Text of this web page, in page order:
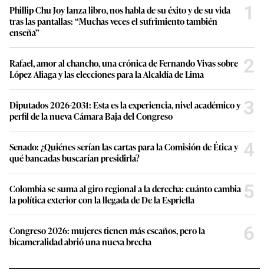
Phillip Chu Joy lanza libro, nos habla de su éxito y de su vida
tras las pantallas: “Muchas veces el sufrimiento también
enseña”
1
Rafael, amor al chancho, una crónica de Fernando Vivas sobre
López Aliaga y las elecciones para la Alcaldía de Lima
2
Diputados 2026-2031: Esta es la experiencia, nivel académico y
perfil de la nueva Cámara Baja del Congreso
3
Senado: ¿Quiénes serían las cartas para la Comisión de Ética y
qué bancadas buscarían presidirla?
4
Colombia se suma al giro regional a la derecha: cuánto cambia
la política exterior con la llegada de De la Espriella
5
Congreso 2026: mujeres tienen más escaños, pero la
bicameralidad abrió una nueva brecha
6